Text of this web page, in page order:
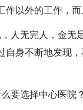
作以外的工作，
人无完人，金无
自身不断地发现
要选择中心医院？